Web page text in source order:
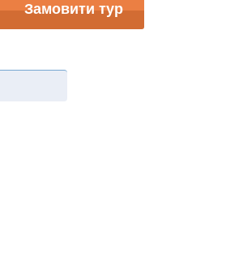
Замовити тур